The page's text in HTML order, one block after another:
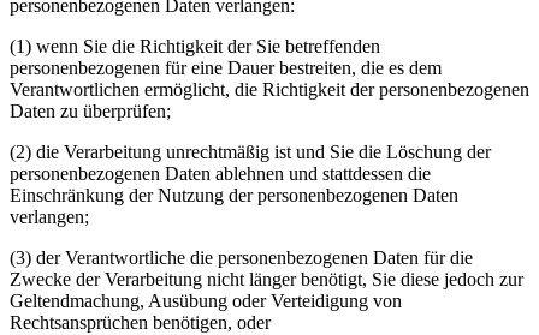
personenbezogenen Daten verlangen:
(1) wenn Sie die Richtigkeit der Sie betreffenden
personenbezogenen für eine Dauer bestreiten, die es dem
Verantwortlichen ermöglicht, die Richtigkeit der personenbezogenen
Daten zu überprüfen;
(2) die Verarbeitung unrechtmäßig ist und Sie die Löschung der
personenbezogenen Daten ablehnen und stattdessen die
Einschränkung der Nutzung der personenbezogenen Daten
verlangen;
(3) der Verantwortliche die personenbezogenen Daten für die
Zwecke der Verarbeitung nicht länger benötigt, Sie diese jedoch zur
Geltendmachung, Ausübung oder Verteidigung von
Rechtsansprüchen benötigen, oder